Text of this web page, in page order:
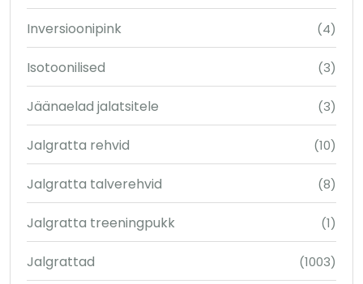
Inversioonipink (4)
Isotoonilised (3)
Jäänaelad jalatsitele (3)
Jalgratta rehvid (10)
Jalgratta talverehvid (8)
Jalgratta treeningpukk (1)
Jalgrattad (1003)